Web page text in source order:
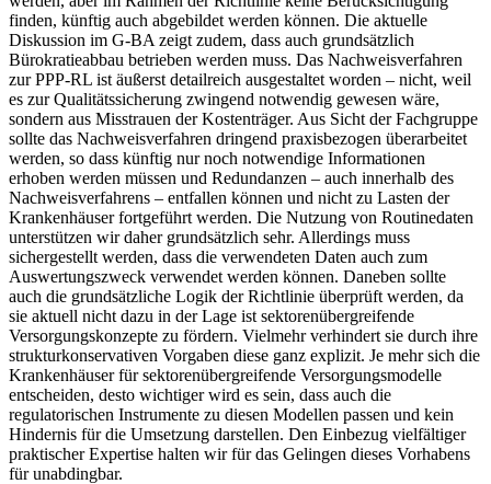
finden, künftig auch abgebildet werden können. Die aktuelle
Diskussion im G-BA zeigt zudem, dass auch grundsätzlich
Bürokratieabbau betrieben werden muss. Das Nachweisverfahren
zur PPP-RL ist äußerst detailreich ausgestaltet worden – nicht, weil
es zur Qualitätssicherung zwingend notwendig gewesen wäre,
sondern aus Misstrauen der Kostenträger. Aus Sicht der Fachgruppe
sollte das Nachweisverfahren dringend praxisbezogen überarbeitet
werden, so dass künftig nur noch notwendige Informationen
erhoben werden müssen und Redundanzen – auch innerhalb des
Nachweisverfahrens – entfallen können und nicht zu Lasten der
Krankenhäuser fortgeführt werden. Die Nutzung von Routinedaten
unterstützen wir daher grundsätzlich sehr. Allerdings muss
sichergestellt werden, dass die verwendeten Daten auch zum
Auswertungszweck verwendet werden können. Daneben sollte
auch die grundsätzliche Logik der Richtlinie überprüft werden, da
sie aktuell nicht dazu in der Lage ist sektorenübergreifende
Versorgungskonzepte zu fördern. Vielmehr verhindert sie durch ihre
strukturkonservativen Vorgaben diese ganz explizit. Je mehr sich die
Krankenhäuser für sektorenübergreifende Versorgungsmodelle
entscheiden, desto wichtiger wird es sein, dass auch die
regulatorischen Instrumente zu diesen Modellen passen und kein
Hindernis für die Umsetzung darstellen. Den Einbezug vielfältiger
praktischer Expertise halten wir für das Gelingen dieses Vorhabens
für unabdingbar.